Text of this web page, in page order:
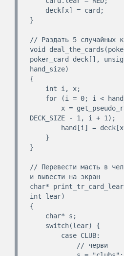
}
// Раздать 5 случайных
void
poker_card deck[],
hand_size)
{
DECK_SIZE - 1, i + 1);
}
// Перевести масть в
и вывести на экран
char*
int lear)
{